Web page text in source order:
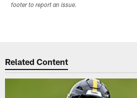
footer to report an issue.
Related Content